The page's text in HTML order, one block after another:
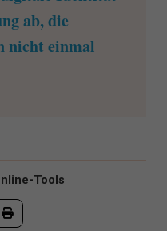
ab, die
nicht einmal
Tools